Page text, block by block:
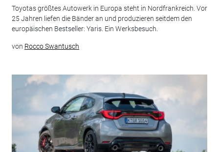
Toyotas größtes Autowerk in Europa steht in Nordfrankreich. Vor
25 Jahren liefen die Bänder an und produzieren seitdem den
europäischen Bestseller: Yaris. Ein Werksbesuch.
von Rocco Swantusch